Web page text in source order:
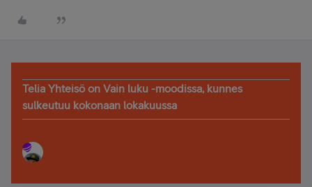
Telia Yhteisö on Vain luku -moodissa, kunnes
sulkeutuu kokonaan lokakuussa